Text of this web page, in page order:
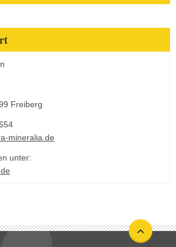
Freiberg
mineralia.de
unter: